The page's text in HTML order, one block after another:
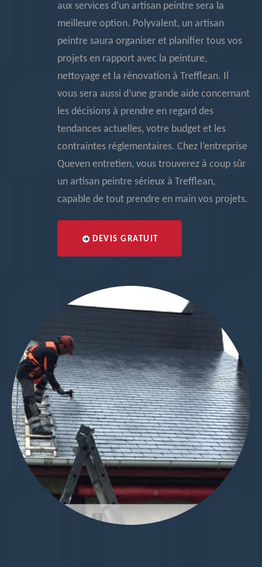
aux services d’un artisan peintre sera la
meilleure option. Polyvalent, un artisan
peintre saura organiser et planifier tous vos
projets en rapport avec la peinture,
nettoyage et la rénovation à Trefflean. Il
vous sera aussi d’une grande aide concernant
les décisions à prendre en regard des
tendances actuelles, votre budget et les
contraintes réglementaires. Chez l’entreprise
Queven entretien, vous trouverez à coup sûr
un artisan peintre sérieux à Trefflean,
capable de tout prendre en main vos projets.
DEVIS GRATUIT